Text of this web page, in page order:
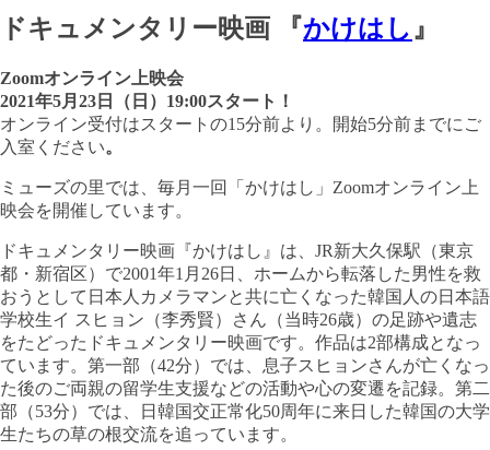
ドキュメンタリー映画 『かけはし』
Zoomオンライン上映会
2021年5月23日（日）19:00スタート！
オンライン受付はスタートの15分前より。開始5分前までにご
入室ください。
ミューズの里では、毎月一回「かけはし」Zoomオンライン上
映会を開催しています。
ドキュメンタリー映画『かけはし』は、JR新大久保駅（東京
都・新宿区）で2001年1月26日、ホームから転落した男性を救
おうとして日本人カメラマンと共に亡くなった韓国人の日本語
学校生イ スヒョン（李秀賢）さん（当時26歳）の足跡や遺志
をたどったドキュメンタリー映画です。作品は2部構成となっ
ています。第一部（42分）では、息子スヒョンさんが亡くなっ
た後のご両親の留学生支援などの活動や心の変遷を記録。第二
部（53分）では、日韓国交正常化50周年に来日した韓国の大学
生たちの草の根交流を追っています。